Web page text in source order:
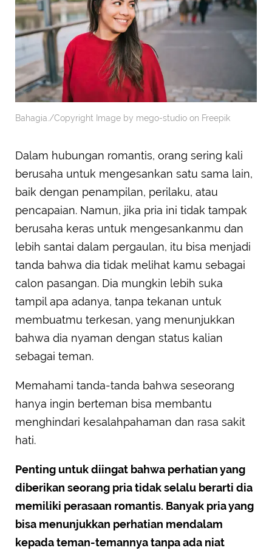
Bahagia./Copyright Image by mego-studio on Freepik
Dalam hubungan romantis, orang sering kali
berusaha untuk mengesankan satu sama lain,
baik dengan penampilan, perilaku, atau
pencapaian. Namun, jika pria ini tidak tampak
berusaha keras untuk mengesankanmu dan
lebih santai dalam pergaulan, itu bisa menjadi
tanda bahwa dia tidak melihat kamu sebagai
calon pasangan. Dia mungkin lebih suka
tampil apa adanya, tanpa tekanan untuk
membuatmu terkesan, yang menunjukkan
bahwa dia nyaman dengan status kalian
sebagai teman.
Memahami tanda-tanda bahwa seseorang
hanya ingin berteman bisa membantu
menghindari kesalahpahaman dan rasa sakit
hati.
Penting untuk diingat bahwa perhatian yang
diberikan seorang pria tidak selalu berarti dia
memiliki perasaan romantis. Banyak pria yang
bisa menunjukkan perhatian mendalam
kepada teman-temannya tanpa ada niat